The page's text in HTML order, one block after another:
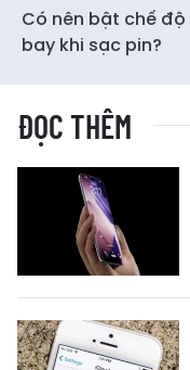
Có nên bật chế
bay khi sạc pin?
ĐỌC THÊM